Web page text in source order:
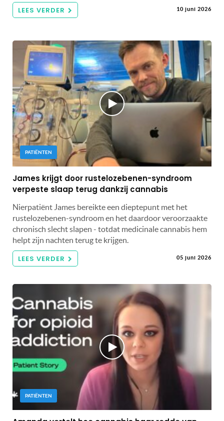
LEES VERDER 10 juni 2026
PATIËNTEN
James krijgt door rustelozebenen-syndroom
verpeste slaap terug dankzij cannabis
Nierpatiënt James bereikte een dieptepunt met het
rustelozebenen-syndroom en het daardoor veroorzaakte
chronisch slecht slapen - totdat medicinale cannabis hem
helpt zijn nachten terug te krijgen.
LEES VERDER 05 juni 2026
PATIËNTEN